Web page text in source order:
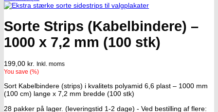
Sorte Strips (Kabelbindere) –
1000 x 7,2 mm (100 stk)
199,00 kr.
Inkl. moms
You save (%)
Sort Kabelbindere (strips) i kvalitets polyamid 6,6 plast – 1000 mm
(100 cm) lange x 7,2 mm bredde (100 stk)
28 pakker på lager. (leveringstid 1-2 dage) - Ved bestilling af flere: